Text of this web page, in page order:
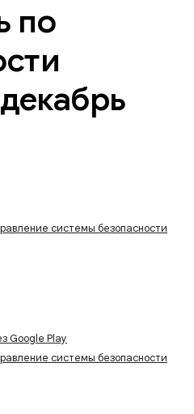
по
системы безопасности
Google Play
системы безопасности